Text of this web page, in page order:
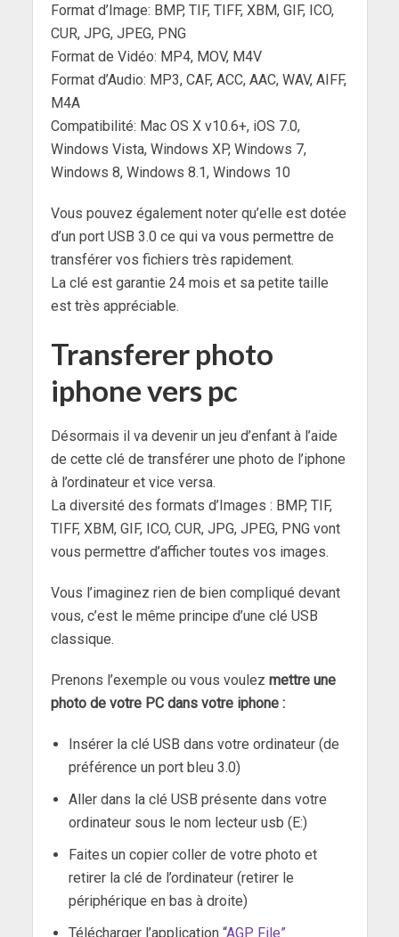
Format d’Image: BMP, TIF, TIFF, XBM, GIF, ICO,
CUR, JPG, JPEG, PNG
Format de Vidéo: MP4, MOV, M4V
Format d’Audio: MP3, CAF, ACC, AAC, WAV, AIFF,
M4A
Compatibilité: Mac OS X v10.6+, iOS 7.0,
Windows Vista, Windows XP, Windows 7,
Windows 8, Windows 8.1, Windows 10
Vous pouvez également noter qu’elle est dotée
d’un port USB 3.0 ce qui va vous permettre de
transférer vos fichiers très rapidement.
La clé est garantie 24 mois et sa petite taille
est très appréciable.
Transferer photo
iphone vers pc
Désormais il va devenir un jeu d’enfant à l’aide
de cette clé de transférer une photo de l’iphone
à l’ordinateur et vice versa.
La diversité des formats d’Images : BMP, TIF,
TIFF, XBM, GIF, ICO, CUR, JPG, JPEG, PNG vont
vous permettre d’afficher toutes vos images.
Vous l’imaginez rien de bien compliqué devant
vous, c’est le même principe d’une clé USB
classique.
Prenons l’exemple ou vous voulez mettre une
photo de votre PC dans votre iphone :
Insérer la clé USB dans votre ordinateur (de
préférence un port bleu 3.0)
Aller dans la clé USB présente dans votre
ordinateur sous le nom lecteur usb (E:)
Faites un copier coller de votre photo et
retirer la clé de l’ordinateur (retirer le
périphérique en bas à droite)
Télécharger l’application “AGP File”